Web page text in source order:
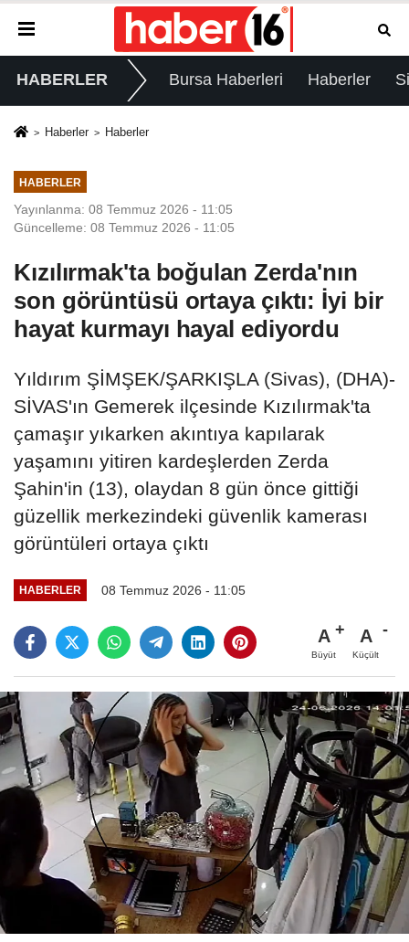
HABERLER Bursa Haberleri Haberler
Haberler Haberler
HABERLER
Yayınlanma: 08 Temmuz 2026 - 11:05
Güncelleme: 08 Temmuz 2026 - 11:05
Kızılırmak'ta boğulan Zerda'nın
son görüntüsü ortaya çıktı: İyi bir
hayat kurmayı hayal ediyordu
Yıldırım ŞİMŞEK/ŞARKIŞLA (Sivas), (DHA)-
SİVAS'ın Gemerek ilçesinde Kızılırmak'ta
çamaşır yıkarken akıntıya kapılarak
yaşamını yitiren kardeşlerden Zerda
Şahin'in (13), olaydan 8 gün önce gittiği
güzellik merkezindeki güvenlik kamerası
görüntüleri ortaya çıktı
HABERLER 08 Temmuz 2026 - 11:05
A
Büyüt
A
Küçült